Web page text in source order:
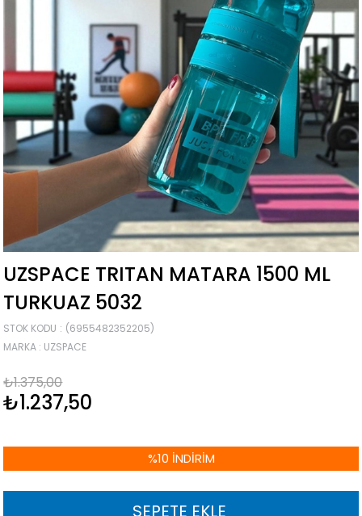
UZSPACE TRITAN MATARA 1500 ML
TURKUAZ 5032
STOK KODU
(6955482352205)
MARKA : UZSPACE
₺1.375,00
₺1.237,50
%10 İNDIRIM